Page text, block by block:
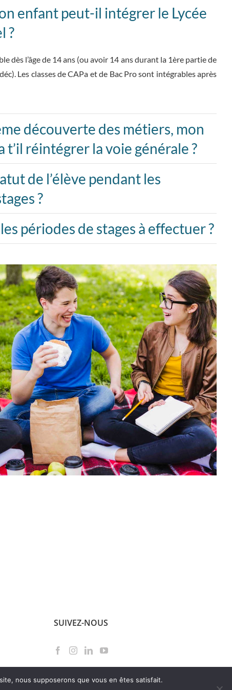
enfant peut-il intégrer le Lycée
?
dès l’âge de 14 ans (ou avoir 14 ans durant la 1ère partie de
Les classes de CAPa et de Bac Pro sont intégrables après
découverte des métiers, mon
t’il réintégrer la voie générale ?
de l’élève pendant les
?
périodes de stages à effectuer ?
SUIVEZ-NOUS
nous supposerons que vous en êtes satisfait.